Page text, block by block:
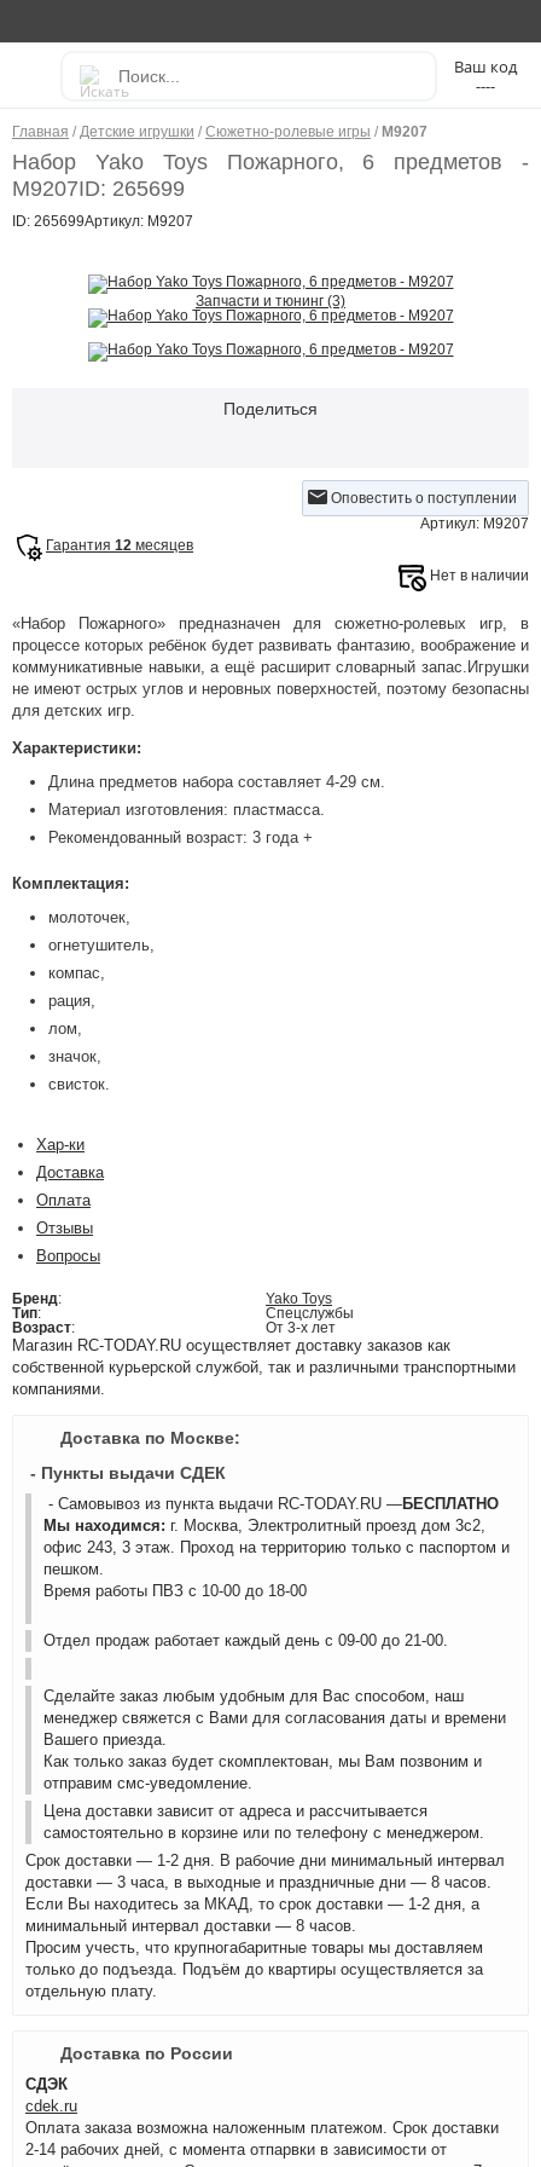
----
Главная / Детские игрушки / Сюжетно-ролевые игры / M9207
Набор Yako Toys Пожарного, 6 предметов -
M9207ID: 265699
ID: 265699Артикул: M9207
Запчасти и тюнинг (3)
Поделиться
Оповестить о поступлении
Артикул: M9207
Гарантия 12 месяцев
Нет в наличии
«Набор Пожарного» предназначен для сюжетно-ролевых игр, в
процессе которых ребёнок будет развивать фантазию, воображение и
коммуникативные навыки, а ещё расширит словарный запас.Игрушки
не имеют острых углов и неровных поверхностей, поэтому безопасны
для детских игр.
Характеристики:
Длина предметов набора составляет 4-29 см.
Материал изготовления: пластмасса.
Рекомендованный возраст: 3 года +
Комплектация:
молоточек,
огнетушитель,
компас,
рация,
лом,
значок,
свисток.
Хар-ки
Доставка
Оплата
Отзывы
Вопросы
Бренд:
Yako Toys
Тип:
Спецслужбы
Возраст: От 3-х лет
Магазин RC-TODAY.RU осуществляет доставку заказов как
собственной курьерской службой, так и различными транспортными
компаниями.
Доставка по Москве:
- Пункты выдачи СДЕК
- Самовывоз из пункта выдачи RC-TODAY.RU —БЕСПЛАТНО
Мы находимся: г. Москва, Электролитный проезд дом 3с2,
офис 243, 3 этаж. Проход на территорию только с паспортом и
пешком.
Время работы ПВЗ с 10-00 до 18-00
Отдел продаж работает каждый день с 09-00 до 21-00.
Сделайте заказ любым удобным для Вас способом, наш
менеджер свяжется с Вами для согласования даты и времени
Вашего приезда.
Как только заказ будет скомплектован, мы Вам позвоним и
отправим смс-уведомление.
Цена доставки зависит от адреса и рассчитывается
самостоятельно в корзине или по телефону с менеджером.
Срок доставки — 1-2 дня. В рабочие дни минимальный интервал
доставки — 3 часа, в выходные и праздничные дни — 8 часов.
Если Вы находитесь за МКАД, то срок доставки — 1-2 дня, а
минимальный интервал доставки — 8 часов.
Просим учесть, что крупногабаритные товары мы доставляем
только до подъезда. Подъём до квартиры осуществляется за
отдельную плату.
Доставка по России
СДЭК
cdek.ru
Оплата заказа возможна наложенным платежом. Срок доставки
2-14 рабочих дней, с момента отпарвки в зависимости от